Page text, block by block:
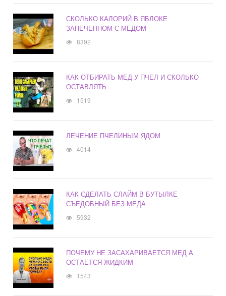
СКОЛЬКО КАЛОРИЙ В ЯБЛОКЕ
ЗАПЕЧЕННОМ С МЕДОМ
8392
КАК ОТБИРАТЬ МЕД У ПЧЕЛ И СКОЛЬКО
ОСТАВЛЯТЬ
1519
ЛЕЧЕНИЕ ПЧЕЛИНЫМ ЯДОМ
4014
КАК СДЕЛАТЬ СЛАЙМ В БУТЫЛКЕ
СЪЕДОБНЫЙ БЕЗ МЕДА
5932
ПОЧЕМУ НЕ ЗАСАХАРИВАЕТСЯ МЕД А
ОСТАЕТСЯ ЖИДКИМ
1543